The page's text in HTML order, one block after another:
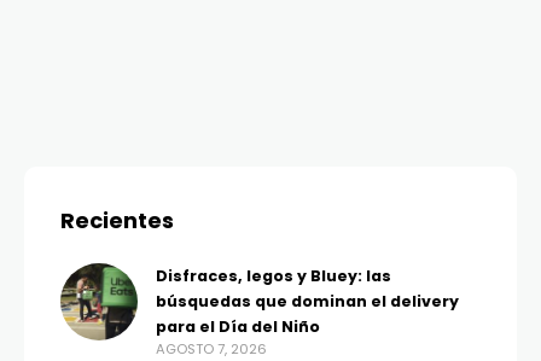
Recientes
Disfraces, legos y Bluey: las
búsquedas que dominan el delivery
para el Día del Niño
AGOSTO 7, 2026